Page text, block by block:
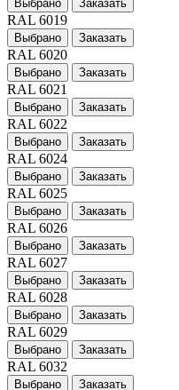
Выбрано Заказать
RAL 6019
Выбрано Заказать
RAL 6020
Выбрано Заказать
RAL 6021
Выбрано Заказать
RAL 6022
Выбрано Заказать
RAL 6024
Выбрано Заказать
RAL 6025
Выбрано Заказать
RAL 6026
Выбрано Заказать
RAL 6027
Выбрано Заказать
RAL 6028
Выбрано Заказать
RAL 6029
Выбрано Заказать
RAL 6032
Выбрано Заказать